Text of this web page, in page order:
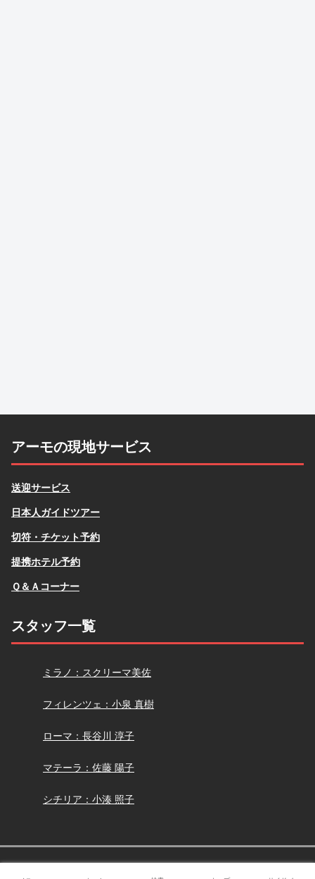
アーモの現地サービス
送迎サービス
日本人ガイドツアー
切符・チケット予約
提携ホテル予約
Ｑ＆Ａコーナー
スタッフ一覧
スクリーマ
ミラノ：スクリーマ美佐
小泉
フィレンツェ：小泉 真樹
長谷川
ローマ：長谷川 淳子
佐藤
マテーラ：佐藤 陽子
小湊
シチリア：小湊 照子